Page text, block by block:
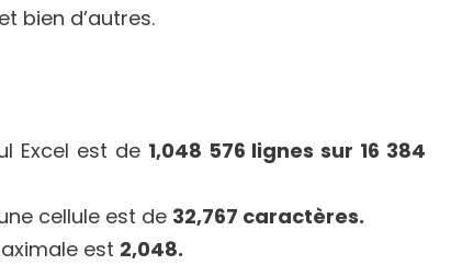
bien d’autres.
Excel est de 1,048 576 lignes sur 16 384
cellule est de 32,767 caractères.
est 2,048.